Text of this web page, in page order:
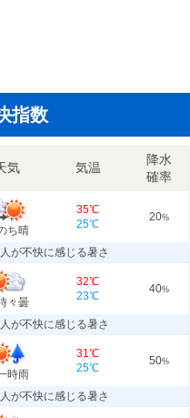
指数
気 気温
降水
確率
ち晴
35℃
25℃
20%
が不快に感じる暑さ
々曇
32℃
23℃
40%
が不快に感じる暑さ
時雨
31℃
25℃
50%
が不快に感じる暑さ